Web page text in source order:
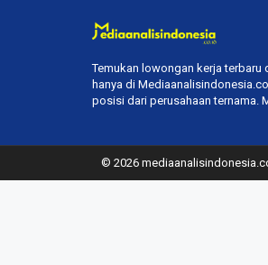
Temukan lowongan kerja
hanya di
posisi dari perusahaan ternama.
© 2026